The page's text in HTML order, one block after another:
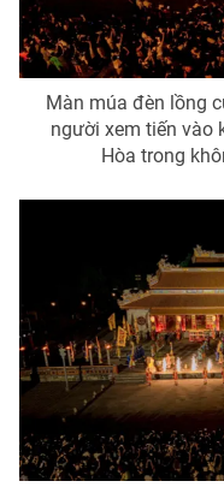
Màn múa đèn lồng
người xem tiến vào
Hòa trong